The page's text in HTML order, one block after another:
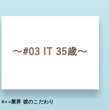
#○○業界 彼のこだわり